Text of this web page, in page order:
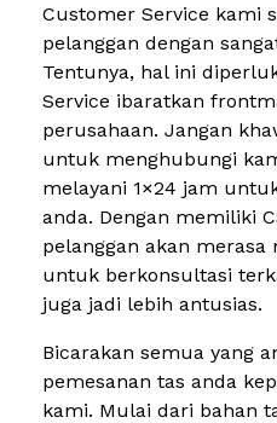
Customer Service kami
pelanggan dengan
Tentunya, hal ini
Service ibaratkan
perusahaan. Jangan
untuk menghubungi
melayani 1×24 jam
anda. Dengan memiliki
pelanggan akan merasa
untuk berkonsultasi
juga jadi lebih antusias.
Bicarakan semua yang
pemesanan tas anda
kami. Mulai dari bahan